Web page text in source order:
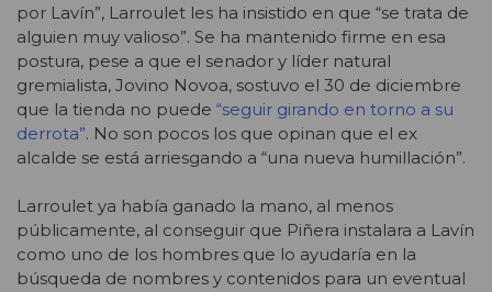
por Lavín”, Larroulet les ha insistido en que “se trata de
alguien muy valioso”. Se ha mantenido firme en esa
postura, pese a que el senador y líder natural
gremialista, Jovino Novoa, sostuvo el 30 de diciembre
que la tienda no puede “seguir girando en torno a su
derrota”. No son pocos los que opinan que el ex
alcalde se está arriesgando a “una nueva humillación”.
Larroulet ya había ganado la mano, al menos
públicamente, al conseguir que Piñera instalara a Lavín
como uno de los hombres que lo ayudaría en la
búsqueda de nombres y contenidos para un eventual